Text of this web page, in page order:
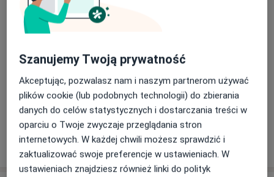
Zobacz galerię (16)
Pokaż więcejo doświadczeniu
Szanujemy Twoją prywatność
Akceptując, pozwalasz nam i naszym partnerom używać
plików cookie (lub podobnych technologii) do zbierania
danych do celów statystycznych i dostarczania treści w
oparciu o Twoje zwyczaje przeglądania stron
internetowych. W każdej chwili możesz sprawdzić i
zaktualizować swoje preferencje w ustawieniach. W
ustawieniach znajdziesz również linki do polityk